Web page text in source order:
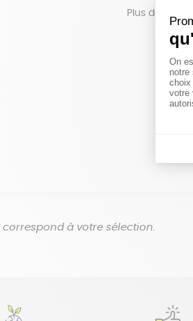
Plus de 200€
à votre sélection.